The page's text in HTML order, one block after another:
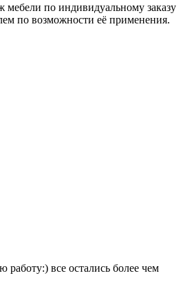
по индивидуальному заказу
по возможности её применения.
все остались более чем